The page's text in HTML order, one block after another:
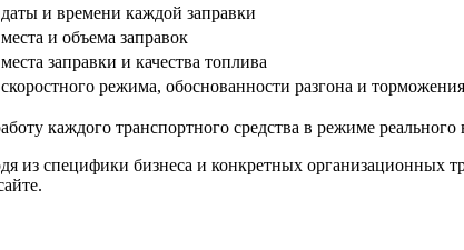
и времени каждой заправки
и объема заправок
заправки и качества топлива
режима, обоснованности разгона и торможения
каждого транспортного средства в режиме
специфики бизнеса и конкретных организационных